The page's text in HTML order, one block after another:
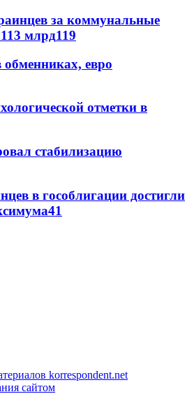
за коммунальные
млрд119
обменниках, евро
отметки в
стабилизацию
в гособлигации достигли
41
korrespondent.net
сайтом